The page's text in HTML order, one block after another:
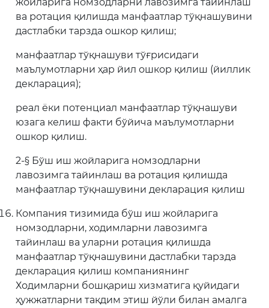
ва ротация қилишда манфаатлар тўқнашувини
дастлабки тарзда ошкор қилиш;
манфаатлар тўқнашуви тўғрисидаги
маълумотларни ҳар йил ошкор қилиш (йиллик
декларация);
реал ёки потенциал манфаатлар тўқнашуви
юзага келиш факти бўйича маълумотларни
ошкор қилиш.
2-§ Бўш иш жойларига номзодларни
лавозимга тайинлаш ва ротация қилишда
манфаатлар тўқнашувини декларация қилиш
Компания тизимида бўш иш жойларига
номзодларни, ходимларни лавозимга
тайинлаш ва уларни ротация қилишда
манфаатлар тўқнашувини дастлабки тарзда
декларация қилиш компаниянинг
Ходимларни бошқариш хизматига қуйидаги
ҳужжатларни тақдим этиш йўли билан амалга